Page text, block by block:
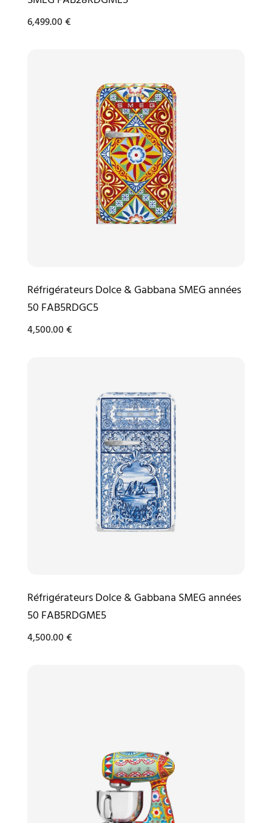
6,499.00€
Réfrigérateurs Dolce & Gabbana SMEG années
50 FAB5RDGC5
4,500.00€
Réfrigérateurs Dolce & Gabbana SMEG années
50 FAB5RDGME5
4,500.00€